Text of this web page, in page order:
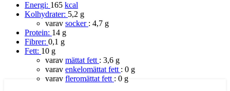
Energi: 165 kcal
Kolhydrater: 5,2 g
varav socker : 4,7 g
Protein: 14 g
Fibrer: 0,1 g
Fett: 10 g
varav mättat fett : 3,6 g
varav enkelomättat fett : 0 g
varav fleromättat fett : 0 g